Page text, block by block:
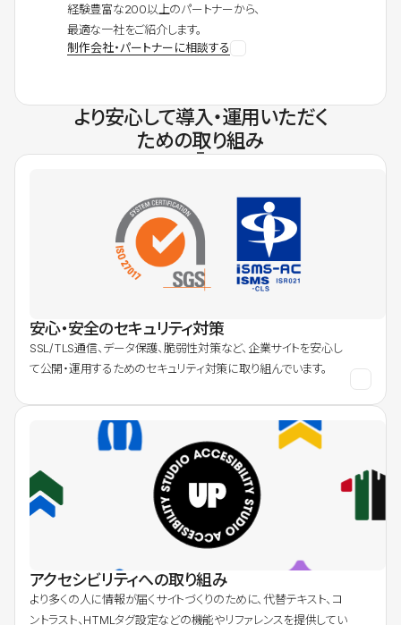
経験豊富な200以上のパートナーから、
最適な一社をご紹介します。
制作会社・パートナーに相談する
より安心して導入・運用いただく
ための取り組み
安心・安全のセキュリティ対策
SSL/TLS通信、データ保護、脆弱性対策など、企業サイトを安心し
て公開・運用するためのセキュリティ対策に取り組んでいます。
アクセシビリティへの取り組み
より多くの人に情報が届くサイトづくりのために、代替テキスト、コ
ントラスト、HTMLタグ設定などの機能やリファレンスを提供してい